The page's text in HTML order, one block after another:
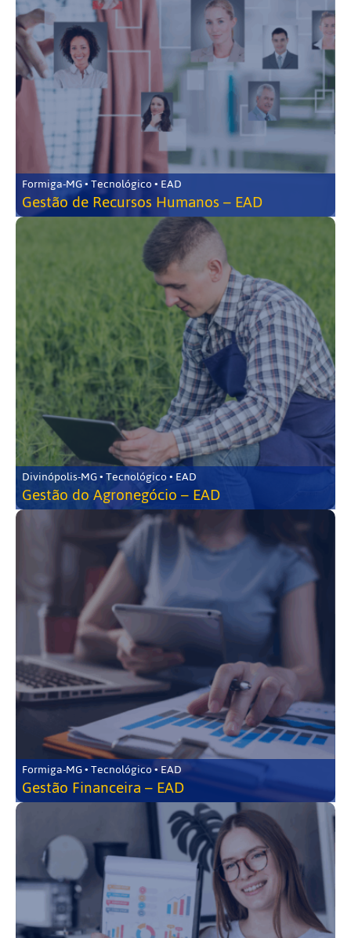
Formiga-MG • Tecnológico • EAD
Gestão de Recursos Humanos – EAD
Divinópolis-MG • Tecnológico • EAD
Gestão do Agronegócio – EAD
Formiga-MG • Tecnológico • EAD
Gestão Financeira – EAD